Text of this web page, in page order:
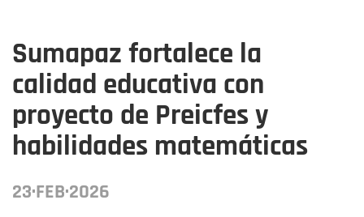
Sumapaz fortalece la
calidad educativa con
proyecto de Preicfes y
habilidades matemáticas
23·FEB·2026